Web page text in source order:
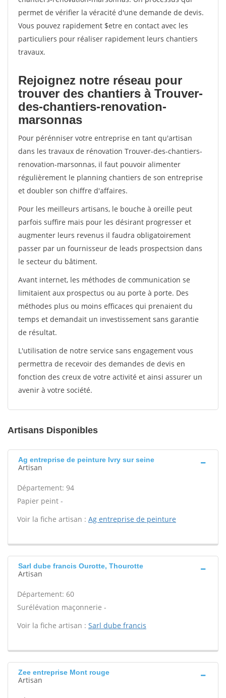
permet de vérifier la véracité d'une demande de devis.
Vous pouvez rapidement $etre en contact avec les
particuliers pour réaliser rapidement leurs chantiers
travaux.
Rejoignez notre réseau pour
trouver des chantiers à Trouver-
des-chantiers-renovation-
marsonnas
Pour pérénniser votre entreprise en tant qu'artisan
dans les travaux de rénovation Trouver-des-chantiers-
renovation-marsonnas, il faut pouvoir alimenter
régulièrement le planning chantiers de son entreprise
et doubler son chiffre d'affaires.
Pour les meilleurs artisans, le bouche à oreille peut
parfois suffire mais pour les désirant progresser et
augmenter leurs revenus il faudra obligatoirement
passer par un fournisseur de leads prospectsion dans
le secteur du bâtiment.
Avant internet, les méthodes de communication se
limitaient aux prospectus ou au porte à porte. Des
méthodes plus ou moins efficaces qui prenaient du
temps et demandait un investissement sans garantie
de résultat.
L'utilisation de notre service sans engagement vous
permettra de recevoir des demandes de devis en
fonction des creux de votre activité et ainsi assurer un
avenir à votre société.
Artisans Disponibles
Ag entreprise de peinture Ivry sur seine
Artisan
Département: 94
Papier peint -
Voir la fiche artisan : Ag entreprise de peinture
Sarl dube francis Ourotte, Thourotte
Artisan
Département: 60
Surélévation maçonnerie -
Voir la fiche artisan : Sarl dube francis
Zee entreprise Mont rouge
Artisan